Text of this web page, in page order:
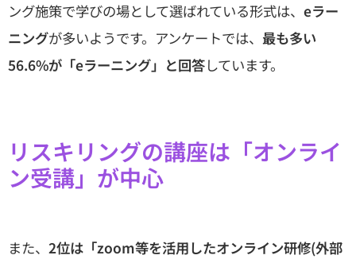
ング施策で学びの場として選ばれている形式は、 eラー
ニングが多いようです。アンケートでは、 最も多い
56.6%が「eラーニング」と回答しています。
リスキリングの講座は「オンライ
ン受講」が中心
また、 2位は「zoom等を活用したオンライン研修(外部